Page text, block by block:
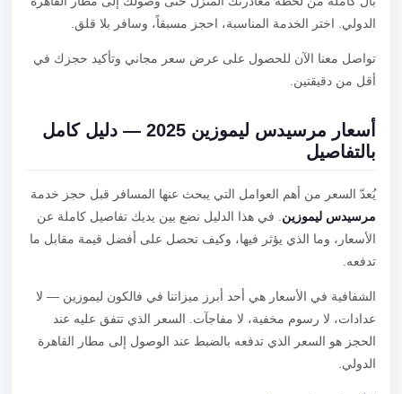
الدولي. اختر الخدمة المناسبة، احجز مسبقاً، وسافر بلا قلق.
تواصل معنا الآن للحصول على عرض سعر مجاني وتأكيد حجزك في
أقل من دقيقتين.
أسعار مرسيدس ليموزين 2025 — دليل كامل
بالتفاصيل
يُعدّ السعر من أهم العوامل التي يبحث عنها المسافر قبل حجز خدمة
مرسيدس ليموزين. في هذا الدليل نضع بين يديك تفاصيل كاملة عن
الأسعار، وما الذي يؤثر فيها، وكيف تحصل على أفضل قيمة مقابل ما
تدفعه.
الشفافية في الأسعار هي أحد أبرز ميزاتنا في فالكون ليموزين — لا
عدادات، لا رسوم مخفية، لا مفاجآت. السعر الذي تتفق عليه عند
الحجز هو السعر الذي تدفعه بالضبط عند الوصول إلى مطار القاهرة
الدولي.